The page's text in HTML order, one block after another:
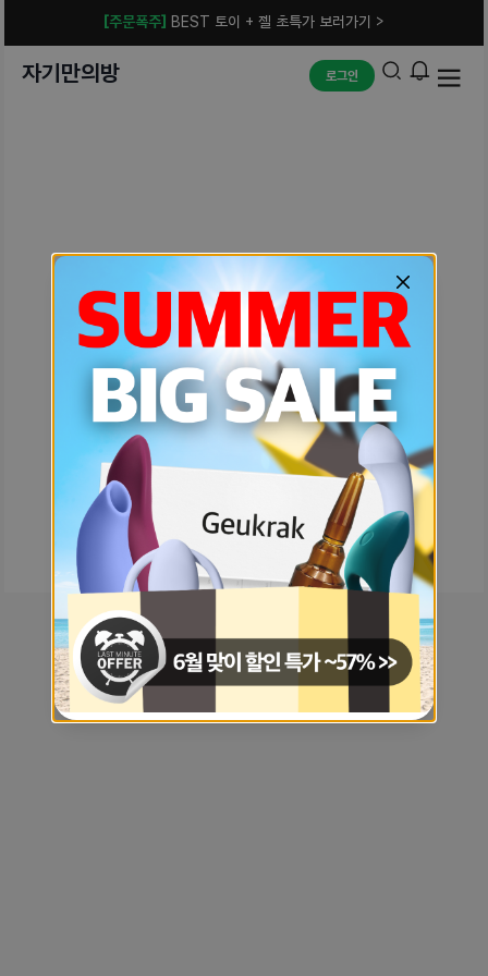
[주문폭주] BEST 토이 + 젤 초특가 보러가기 >
자기만의방 로그인
예상치 못한 에러입니다.